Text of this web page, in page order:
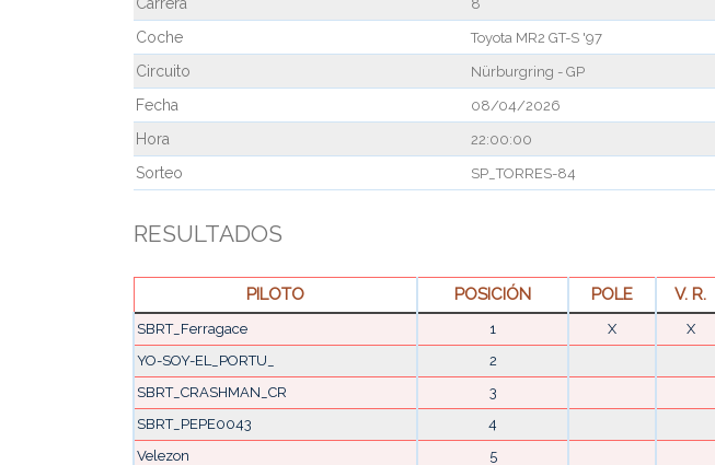
8
Coche Toyota MR2 GT-S '97
Circuito Nürburgring - GP
Fecha 08/04/2026
Hora 22:00:00
Sorteo SP_TORRES-84
RESULTADOS
PILOTO POSICIÓN POLE V. R.
SBRT_Ferragace 1 X X
YO-SOY-EL_PORTU_
2
SBRT_CRASHMAN_CR
3
SBRT_PEPE0043
4
Velezon
5